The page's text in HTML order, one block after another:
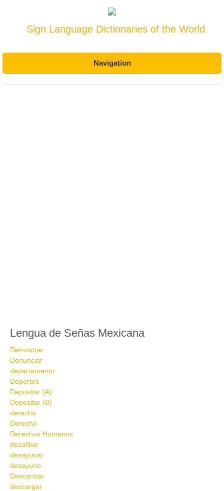
Sign Language Dictionaries of the World
Navigation
Lengua de Señas Mexicana
Demostrar
Denunciar
departamento
Deportes
Depositar (A)
Depositar (B)
derecha
Derecho
Derechos Humanos
desafiliar
desayunar
desayuno
Descansar
descargar